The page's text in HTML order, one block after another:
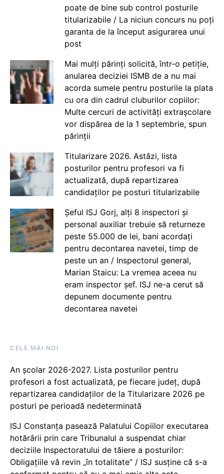
poate de bine sub control posturile
titularizabile / La niciun concurs nu poți
garanta de la început asigurarea unui
post
Mai mulți părinți solicită, într-o petiție,
anularea deciziei ISMB de a nu mai
acorda sumele pentru posturile la plata
cu ora din cadrul cluburilor copiilor:
Multe cercuri de activități extrașcolare
vor dispărea de la 1 septembrie, spun
părinții
Titularizare 2026. Astăzi, lista
posturilor pentru profesori va fi
actualizată, după repartizarea
candidaților pe posturi titularizabile
Șeful ISJ Gorj, alți 8 inspectori și
personal auxiliar trebuie să returneze
peste 55.000 de lei, bani acordați
pentru decontarea navetei, timp de
peste un an / Inspectorul general,
Marian Staicu: La vremea aceea nu
eram inspector șef. ISJ ne-a cerut să
depunem documente pentru
decontarea navetei
CELE MAI NOI
An școlar 2026-2027. Lista posturilor pentru
profesori a fost actualizată, pe fiecare județ, după
repartizarea candidaților de la Titularizare 2026 pe
posturi pe perioadă nedeterminată
ISJ Constanța pasează Palatului Copiilor executarea
hotărârii prin care Tribunalul a suspendat chiar
deciziile Inspectoratului de tăiere a posturilor:
Obligațiile vă revin „în totalitate” / ISJ susține că s-a